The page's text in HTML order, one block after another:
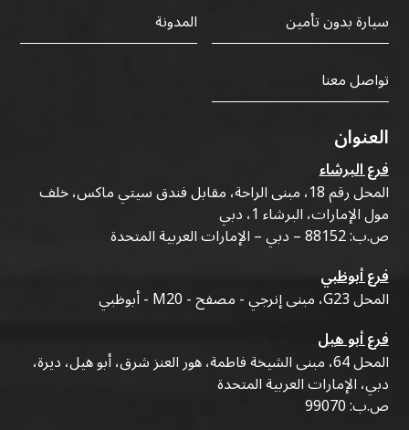
سيارة بدون تأمين
المدونة
تواصل معنا
العنوان
فرع البرشاء
المحل رقم 18، مبنى الراحة، مقابل فندق سيتي ماكس، خلف
مول الإمارات، البرشاء 1، دبي
ص.ب: 88152 – دبي – الإمارات العربية المتحدة
فرع أبوظبي
المحل G23، مبنى إنرجي - مصفح - M20 - أبوظبي
فرع أبو هيل
المحل 64، مبنى الشيخة فاطمة، هور العنز شرق، أبو هيل، ديرة،
دبي، الإمارات العربية المتحدة
ص.ب: 99070